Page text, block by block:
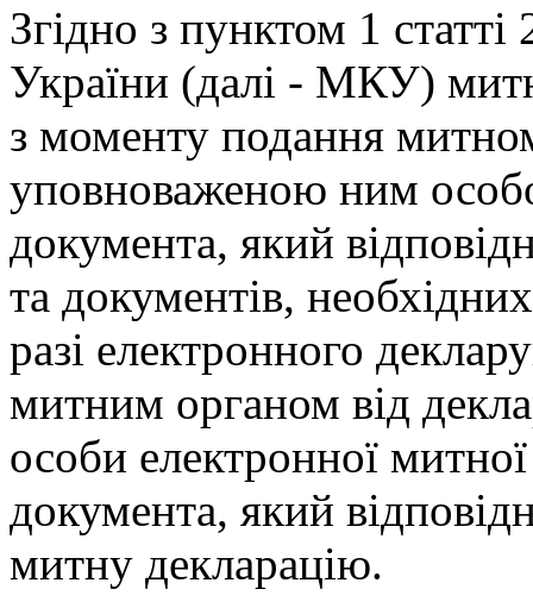
Згідно з пунктом 1
України (далі - МКУ)
з моменту подання
уповноваженою ним
документа, який
та документів,
разі електронного
митним органом від
особи електронної
документа, який
митну декларацію.